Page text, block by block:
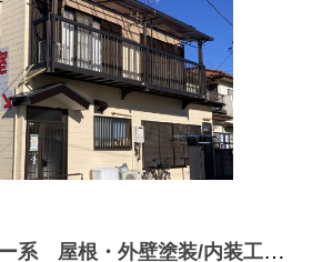
幸手市 アイボリー系 屋根・外壁塗装/内装工事 T様邸